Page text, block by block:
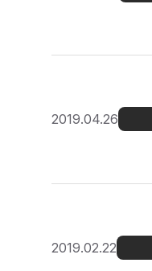
2019.04.26
2019.02.22